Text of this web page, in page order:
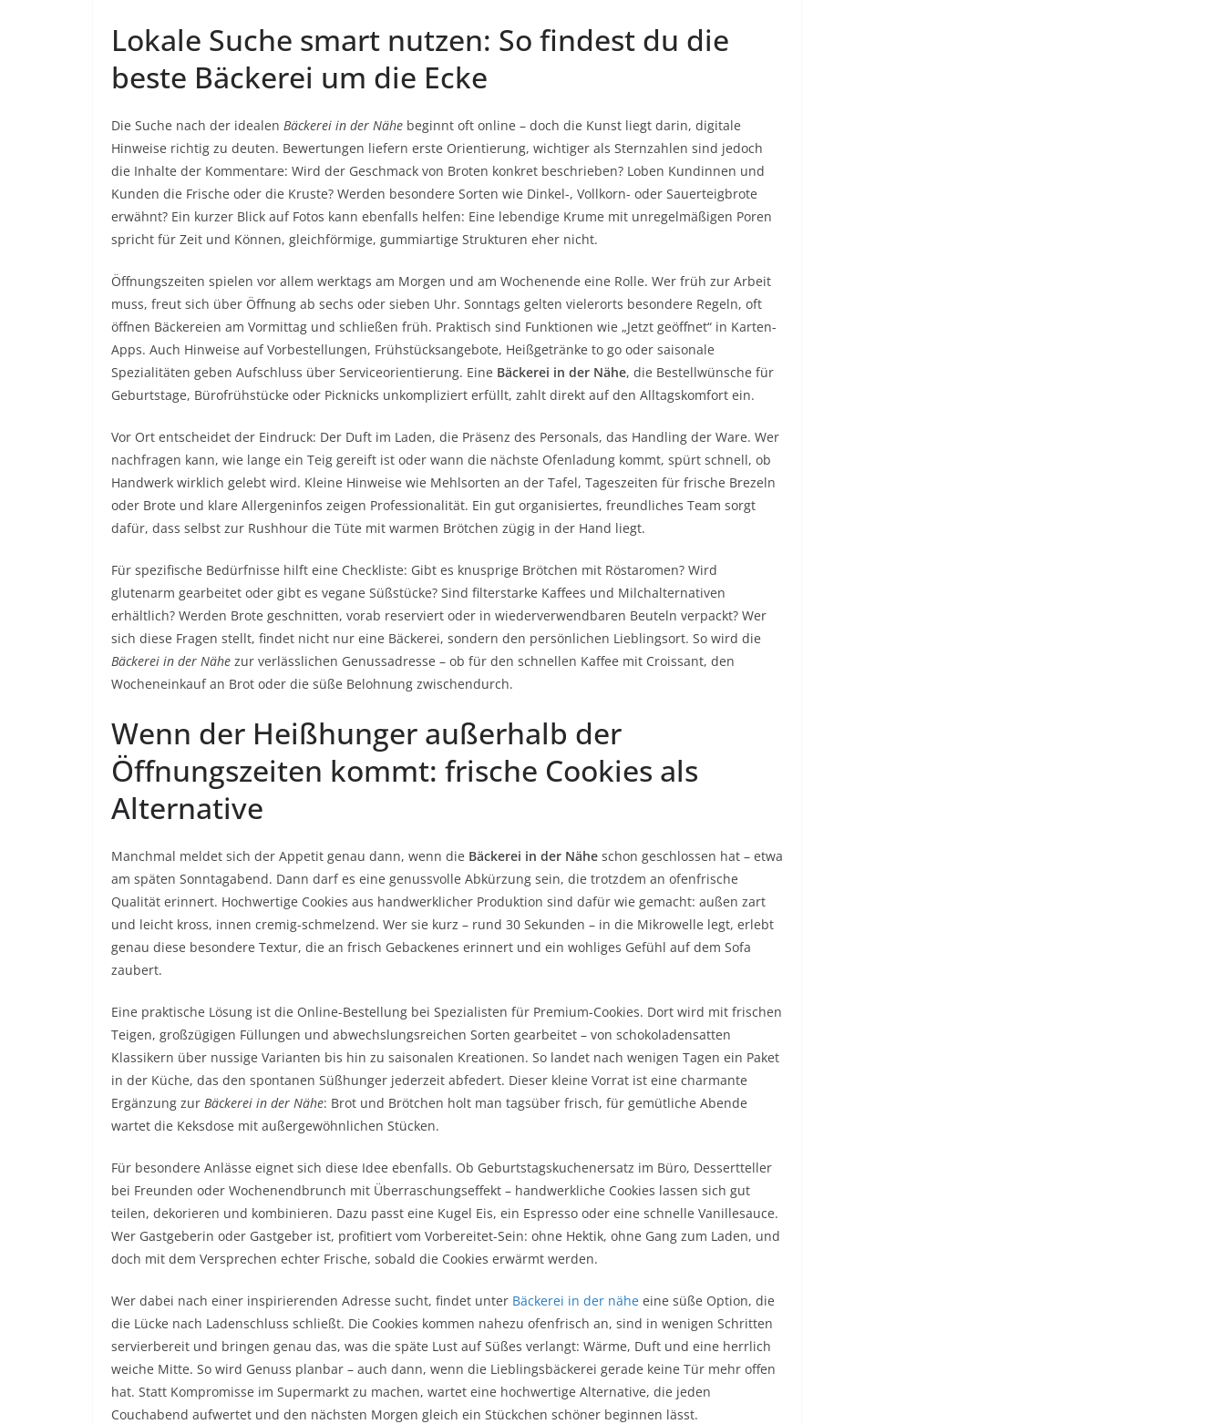
Lokale Suche smart nutzen: So findest du die
beste Bäckerei um die Ecke
Die Suche nach der idealen Bäckerei in der Nähe beginnt oft online – doch die Kunst liegt darin, digitale
Hinweise richtig zu deuten. Bewertungen liefern erste Orientierung, wichtiger als Sternzahlen sind jedoch
die Inhalte der Kommentare: Wird der Geschmack von Broten konkret beschrieben? Loben Kundinnen und
Kunden die Frische oder die Kruste? Werden besondere Sorten wie Dinkel-, Vollkorn- oder Sauerteigbrote
erwähnt? Ein kurzer Blick auf Fotos kann ebenfalls helfen: Eine lebendige Krume mit unregelmäßigen Poren
spricht für Zeit und Können, gleichförmige, gummiartige Strukturen eher nicht.
Öffnungszeiten spielen vor allem werktags am Morgen und am Wochenende eine Rolle. Wer früh zur Arbeit
muss, freut sich über Öffnung ab sechs oder sieben Uhr. Sonntags gelten vielerorts besondere Regeln, oft
öffnen Bäckereien am Vormittag und schließen früh. Praktisch sind Funktionen wie „Jetzt geöffnet“ in Karten-
Apps. Auch Hinweise auf Vorbestellungen, Frühstücksangebote, Heißgetränke to go oder saisonale
Spezialitäten geben Aufschluss über Serviceorientierung. Eine Bäckerei in der Nähe, die Bestellwünsche für
Geburtstage, Bürofrühstücke oder Picknicks unkompliziert erfüllt, zahlt direkt auf den Alltagskomfort ein.
Vor Ort entscheidet der Eindruck: Der Duft im Laden, die Präsenz des Personals, das Handling der Ware. Wer
nachfragen kann, wie lange ein Teig gereift ist oder wann die nächste Ofenladung kommt, spürt schnell, ob
Handwerk wirklich gelebt wird. Kleine Hinweise wie Mehlsorten an der Tafel, Tageszeiten für frische Brezeln
oder Brote und klare Allergeninfos zeigen Professionalität. Ein gut organisiertes, freundliches Team sorgt
dafür, dass selbst zur Rushhour die Tüte mit warmen Brötchen zügig in der Hand liegt.
Für spezifische Bedürfnisse hilft eine Checkliste: Gibt es knusprige Brötchen mit Röstaromen? Wird
glutenarm gearbeitet oder gibt es vegane Süßstücke? Sind filterstarke Kaffees und Milchalternativen
erhältlich? Werden Brote geschnitten, vorab reserviert oder in wiederverwendbaren Beuteln verpackt? Wer
sich diese Fragen stellt, findet nicht nur eine Bäckerei, sondern den persönlichen Lieblingsort. So wird die
Bäckerei in der Nähe zur verlässlichen Genussadresse – ob für den schnellen Kaffee mit Croissant, den
Wocheneinkauf an Brot oder die süße Belohnung zwischendurch.
Wenn der Heißhunger außerhalb der
Öffnungszeiten kommt: frische Cookies als
Alternative
Manchmal meldet sich der Appetit genau dann, wenn die Bäckerei in der Nähe schon geschlossen hat – etwa
am späten Sonntagabend. Dann darf es eine genussvolle Abkürzung sein, die trotzdem an ofenfrische
Qualität erinnert. Hochwertige Cookies aus handwerklicher Produktion sind dafür wie gemacht: außen zart
und leicht kross, innen cremig-schmelzend. Wer sie kurz – rund 30 Sekunden – in die Mikrowelle legt, erlebt
genau diese besondere Textur, die an frisch Gebackenes erinnert und ein wohliges Gefühl auf dem Sofa
zaubert.
Eine praktische Lösung ist die Online-Bestellung bei Spezialisten für Premium-Cookies. Dort wird mit frischen
Teigen, großzügigen Füllungen und abwechslungsreichen Sorten gearbeitet – von schokoladensatten
Klassikern über nussige Varianten bis hin zu saisonalen Kreationen. So landet nach wenigen Tagen ein Paket
in der Küche, das den spontanen Süßhunger jederzeit abfedert. Dieser kleine Vorrat ist eine charmante
Ergänzung zur Bäckerei in der Nähe: Brot und Brötchen holt man tagsüber frisch, für gemütliche Abende
wartet die Keksdose mit außergewöhnlichen Stücken.
Für besondere Anlässe eignet sich diese Idee ebenfalls. Ob Geburtstagskuchenersatz im Büro, Dessertteller
bei Freunden oder Wochenendbrunch mit Überraschungseffekt – handwerkliche Cookies lassen sich gut
teilen, dekorieren und kombinieren. Dazu passt eine Kugel Eis, ein Espresso oder eine schnelle Vanillesauce.
Wer Gastgeberin oder Gastgeber ist, profitiert vom Vorbereitet-Sein: ohne Hektik, ohne Gang zum Laden, und
doch mit dem Versprechen echter Frische, sobald die Cookies erwärmt werden.
Wer dabei nach einer inspirierenden Adresse sucht, findet unter Bäckerei in der nähe eine süße Option, die
die Lücke nach Ladenschluss schließt. Die Cookies kommen nahezu ofenfrisch an, sind in wenigen Schritten
servierbereit und bringen genau das, was die späte Lust auf Süßes verlangt: Wärme, Duft und eine herrlich
weiche Mitte. So wird Genuss planbar – auch dann, wenn die Lieblingsbäckerei gerade keine Tür mehr offen
hat. Statt Kompromisse im Supermarkt zu machen, wartet eine hochwertige Alternative, die jeden
Couchabend aufwertet und den nächsten Morgen gleich ein Stückchen schöner beginnen lässt.